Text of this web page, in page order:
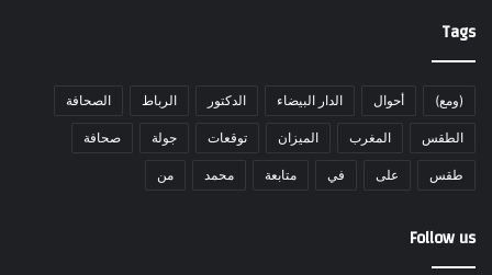
Tags
(ومع) أحوال الدار البيضاء الدكتور الرباط الصحافة
الطقس المغرب الميزان توقعات جولة صحافة
طقس على في متابعة محمد من
Follow us